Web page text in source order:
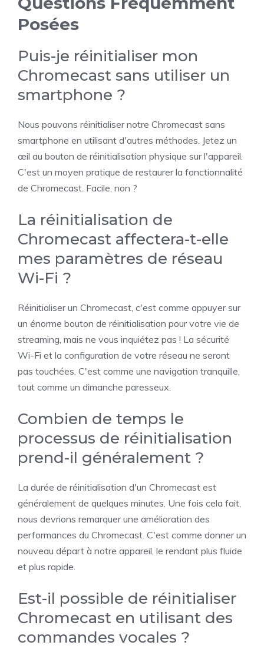
Posées
Puis-je réinitialiser mon
Chromecast sans utiliser un
smartphone ?
Nous pouvons réinitialiser notre Chromecast sans
smartphone en utilisant d'autres méthodes. Jetez un
œil au bouton de réinitialisation physique sur l'appareil.
C'est un moyen pratique de restaurer la fonctionnalité
de Chromecast. Facile, non ?
La réinitialisation de
Chromecast affectera-t-elle
mes paramètres de réseau
Wi-Fi ?
Réinitialiser un Chromecast, c'est comme appuyer sur
un énorme bouton de réinitialisation pour votre vie de
streaming, mais ne vous inquiétez pas ! La sécurité
Wi-Fi et la configuration de votre réseau ne seront
pas touchées. C'est comme une navigation tranquille,
tout comme un dimanche paresseux.
Combien de temps le
processus de réinitialisation
prend-il généralement ?
La durée de réinitialisation d'un Chromecast est
généralement de quelques minutes. Une fois cela fait,
nous devrions remarquer une amélioration des
performances du Chromecast. C'est comme donner un
nouveau départ à notre appareil, le rendant plus fluide
et plus rapide.
Est-il possible de réinitialiser
Chromecast en utilisant des
commandes vocales ?